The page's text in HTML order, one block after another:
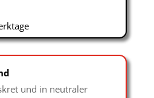
und in neutraler